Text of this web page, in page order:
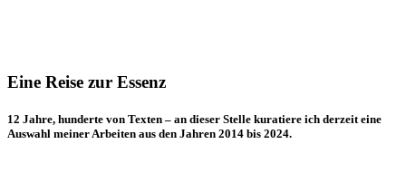
Eine Reise zur Essenz
12 Jahre, hunderte von Texten – an dieser Stelle kuratiere ich derzeit eine
Auswahl meiner Arbeiten aus den Jahren 2014 bis 2024.